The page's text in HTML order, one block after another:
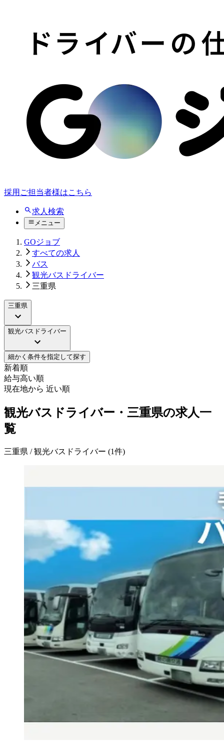
採用ご担当者様はこちら
求人検索
メニュー
GOジョブ
すべての求人
バス
観光バスドライバー
三重県
三重県
観光バスドライバー
細かく条件を指定して探す
新着順
給与高い順
現在地から 近い順
観光バスドライバー・三重県の求人一
覧
三重県 / 観光バスドライバー (1件)